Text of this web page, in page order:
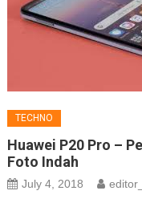
TECHNO
Huawei P20 Pro –
Foto Indah
July 4, 2018